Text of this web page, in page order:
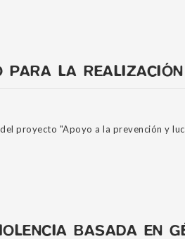
PARA LA
proyecto "Apoyo a la prevención y
BASADA EN